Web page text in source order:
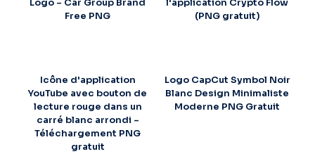
Logo – Car Group Brand
Free PNG
l'application Crypto Flow
(PNG gratuit)
Icône d'application
YouTube avec bouton de
lecture rouge dans un
carré blanc arrondi –
Téléchargement PNG
gratuit
Logo CapCut Symbol Noir
Blanc Design Minimaliste
Moderne PNG Gratuit